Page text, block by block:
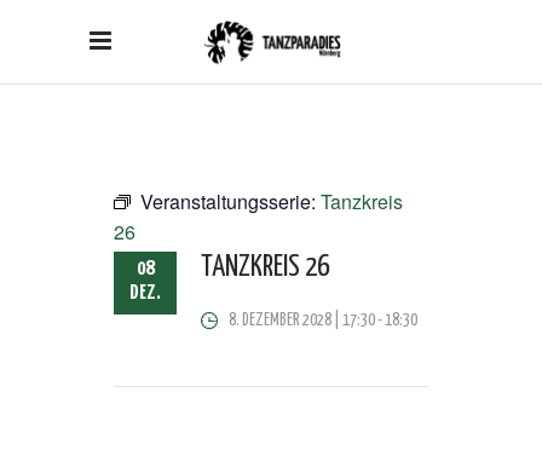
Veranstaltungsserie: Tanzkreis
26
08
DEZ.
TANZKREIS 26
8. DEZEMBER 2028 | 17:30-18:30